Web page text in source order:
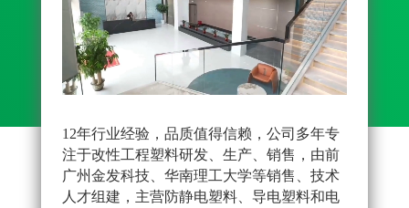
12年行业经验，品质值得信赖，公司多年专
注于改性工程塑料研发、生产、销售，由前
广州金发科技、华南理工大学等销售、技术
人才组建，主营防静电塑料、导电塑料和电